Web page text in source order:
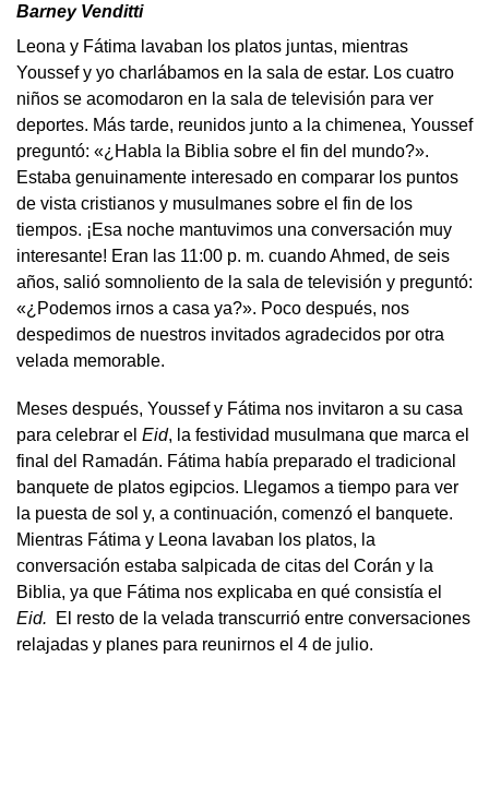
Barney Venditti
Leona y Fátima lavaban los platos juntas, mientras
Youssef y yo charlábamos en la sala de estar. Los cuatro
niños se acomodaron en la sala de televisión para ver
deportes. Más tarde, reunidos junto a la chimenea, Youssef
preguntó: «¿Habla la Biblia sobre el fin del mundo?».
Estaba genuinamente interesado en comparar los puntos
de vista cristianos y musulmanes sobre el fin de los
tiempos. ¡Esa noche mantuvimos una conversación muy
interesante! Eran las 11:00 p. m. cuando Ahmed, de seis
años, salió somnoliento de la sala de televisión y preguntó:
«¿Podemos irnos a casa ya?». Poco después, nos
despedimos de nuestros invitados agradecidos por otra
velada memorable.
Meses después, Youssef y Fátima nos invitaron a su casa
para celebrar el Eid, la festividad musulmana que marca el
final del Ramadán. Fátima había preparado el tradicional
banquete de platos egipcios. Llegamos a tiempo para ver
la puesta de sol y, a continuación, comenzó el banquete.
Mientras Fátima y Leona lavaban los platos, la
conversación estaba salpicada de citas del Corán y la
Biblia, ya que Fátima nos explicaba en qué consistía el
Eid. El resto de la velada transcurrió entre conversaciones
relajadas y planes para reunirnos el 4 de julio.